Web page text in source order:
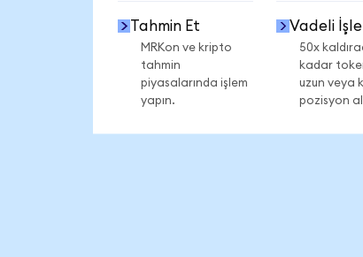
Tahmin Et
MRKon ve kripto
tahmin
piyasalarında işlem
yapın.
Vadeli
50x
kadar
uzun veya
pozisyon